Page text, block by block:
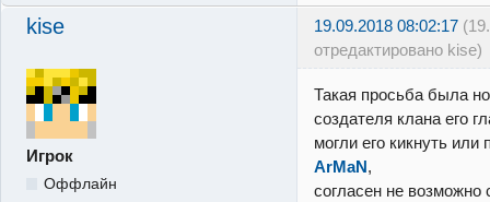
kise 19.09.2018 08:02:17
отредактировано kise)
Игрок
Оффлайн
Такая просьба была
создателя клана его
могли его кикнуть или
ArMaN,
согласен не возможно